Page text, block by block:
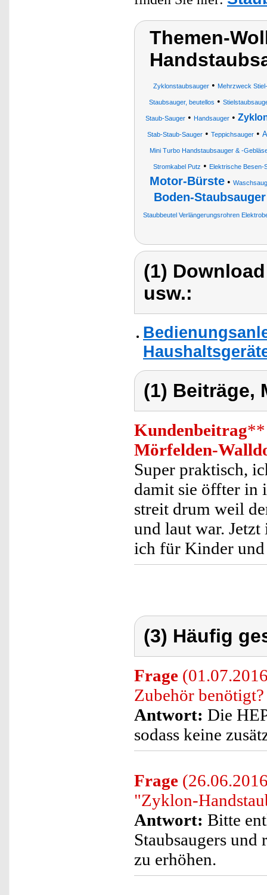
Themen-
Zyklonstaubsauger • Mehrzweck
Staubsauger, beutellos •
Staub-Sauger • Handsauger •
Stab-Staub-Sauger• Teppichsauger•
Mini Turbo Handstaubsauger & -
Stromkabel Putz • Elektrische Besen-
Motor-Bürste •
Boden-Staubsauger
Staubbeutel Verlängerungsrohren
(1)
usw.:
(1) Beiträge,
Kundenbeitrag**
Mörfelden-
Super praktisch,
damit sie öffter in
streit drum weil
und laut war.
ich für Kinder
(3) Häufig
Frage
Zubehör benötigt?
Antwort: Die
sodass keine
Frage
"Zyklon-
Antwort: Bitte
Staubsaugers
zu erhöhen.